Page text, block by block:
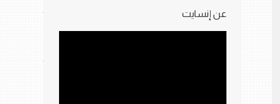
عن إنسايت